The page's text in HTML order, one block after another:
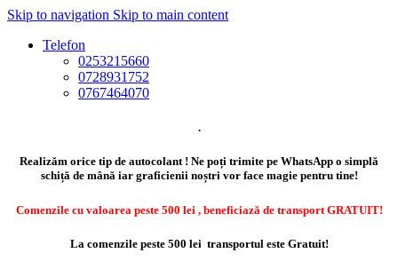
Skip to navigation Skip to main content
Telefon
0253215660
0728931752
0767464070
.
Realizăm orice tip de autocolant ! Ne poți trimite pe WhatsApp o simplă
schiță de mână iar graficienii noștri vor face magie pentru tine!
Comenzile cu valoarea peste 500 lei , beneficiază de transport GRATUIT!
La comenzile peste 500 lei transportul este Gratuit!